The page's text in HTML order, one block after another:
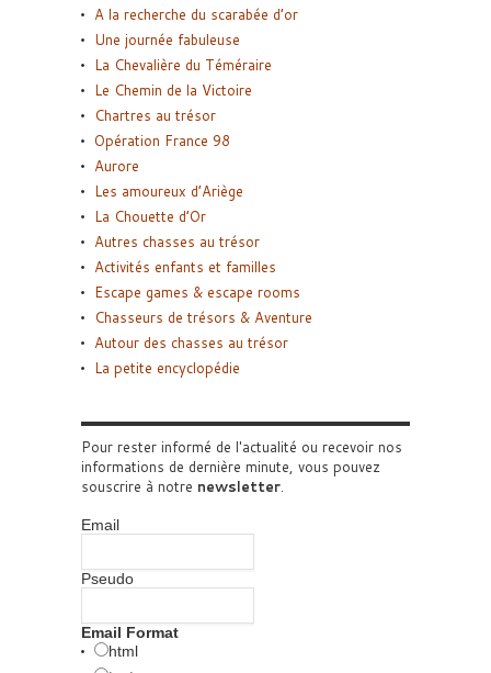
A la recherche du scarabée d’or
Une journée fabuleuse
La Chevalière du Téméraire
Le Chemin de la Victoire
Chartres au trésor
Opération France 98
Aurore
Les amoureux d’Ariège
La Chouette d’Or
Autres chasses au trésor
Activités enfants et familles
Escape games & escape rooms
Chasseurs de trésors & Aventure
Autour des chasses au trésor
La petite encyclopédie
Pour rester informé de l'actualité ou recevoir nos
informations de dernière minute, vous pouvez
souscrire à notre newsletter.
Email
Pseudo
Email Format
html